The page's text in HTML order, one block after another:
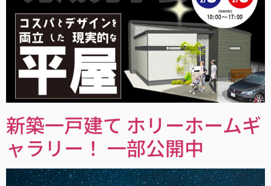
新築一戸建て ホリーホームギ
ャラリー！ 一部公開中